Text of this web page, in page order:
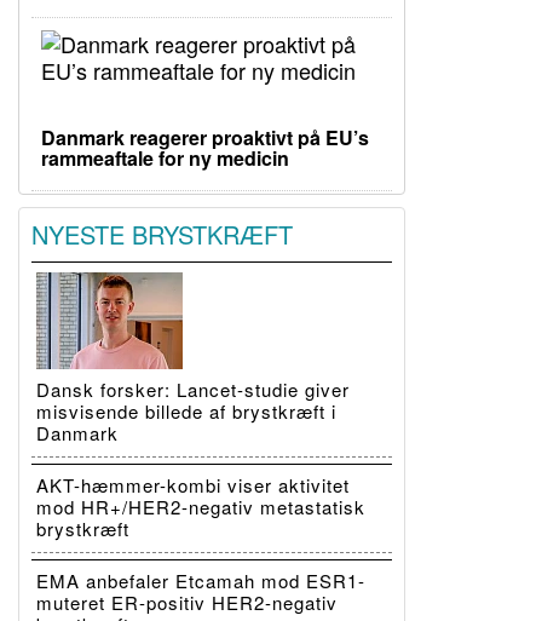
Danmark reagerer proaktivt på EU’s
rammeaftale for ny medicin
NYESTE BRYSTKRÆFT
Dansk forsker: Lancet-studie giver
misvisende billede af brystkræft i
Danmark
AKT-hæmmer-kombi viser aktivitet
mod HR+/HER2-negativ metastatisk
brystkræft
EMA anbefaler Etcamah mod ESR1-
muteret ER-positiv HER2-negativ